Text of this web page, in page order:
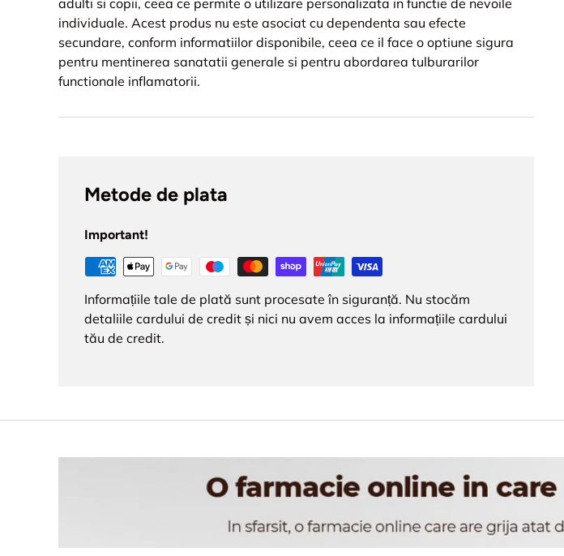
adulti si copii, ceea ce permite o utilizare personalizata in functie de nevoile
individuale. Acest produs nu este asociat cu dependenta sau efecte
secundare, conform informatiilor disponibile, ceea ce il face o optiune sigura
pentru mentinerea sanatatii generale si pentru abordarea tulburarilor
functionale inflamatorii.
Metode de plata
Important!
Informațiile tale de plată sunt procesate în siguranță. Nu stocăm
detaliile cardului de credit și nici nu avem acces la informațiile cardului
tău de credit.